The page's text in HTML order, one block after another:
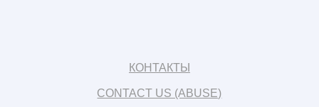
КОНТАКТЫ
CONTACT US (ABUSE)